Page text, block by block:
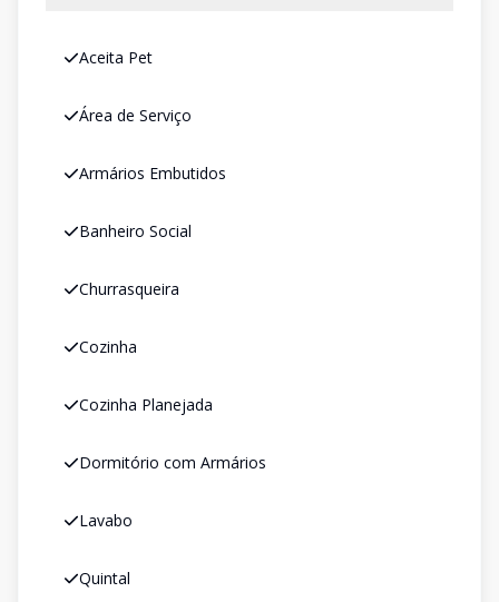
Aceita Pet
Área de Serviço
Armários Embutidos
Banheiro Social
Churrasqueira
Cozinha
Cozinha Planejada
Dormitório com Armários
Lavabo
Quintal